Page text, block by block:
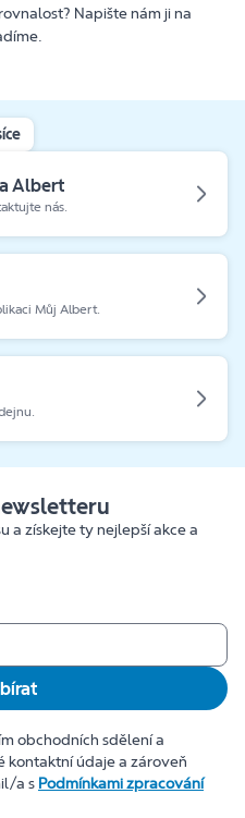
Napište nám ji na
Albert
nás.
Můj Albert.
a získejte ty nejlepší akce a
obchodních sdělení a
kontaktní údaje a zároveň
a s Podmínkami zpracování